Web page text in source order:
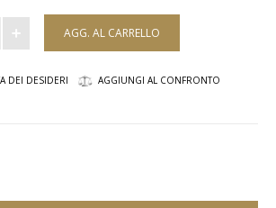
DEI DESIDERI
AGGIUNGI AL CONFRONTO